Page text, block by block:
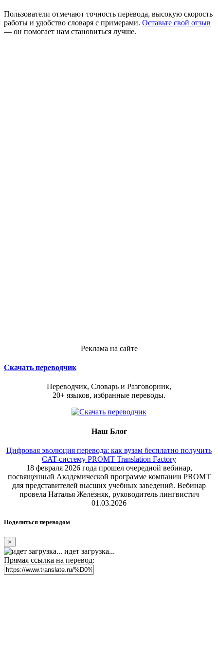
Пользователи отмечают точность перевода, высокую скорость
работы и удобство словаря с примерами. Оставьте свой отзыв
— он помогает нам становиться лучше.
Реклама на сайте
Скачать переводчик
Переводчик, Словарь и Разговорник,
20+ языков, избранные переводы.
Наш Блог
Цифровая эволюция перевода: как вузам бесплатно получить
CAT-систему PROMT Translation Factory
18 февраля 2026 года прошел очередной вебинар,
посвященный Академической программе компании PROMT
для представителей высших учебных заведений. Вебинар
провела Наталья Железняк, руководитель лингвистич
01.03.2026
Поделиться переводом
×
идет загрузка...
Прямая ссылка на перевод: